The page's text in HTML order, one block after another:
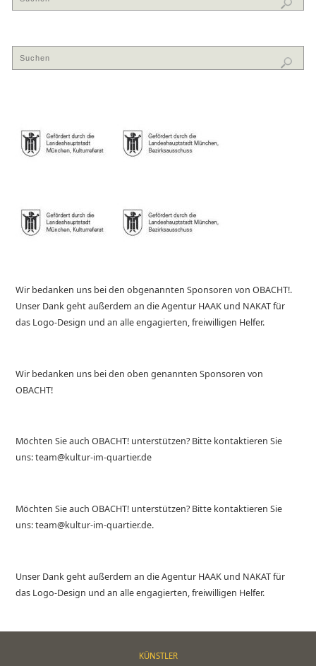
Wir bedanken uns bei den obgenannten Sponsoren von OBACHT!.
Unser Dank geht außerdem an die Agentur HAAK und NAKAT für
das Logo-Design und an alle engagierten, freiwilligen Helfer.
Wir bedanken uns bei den oben genannten Sponsoren von
OBACHT!
Möchten Sie auch OBACHT! unterstützen? Bitte kontaktieren Sie
uns: team@kultur-im-quartier.de
Möchten Sie auch OBACHT! unterstützen? Bitte kontaktieren Sie
uns: team@kultur-im-quartier.de.
Unser Dank geht außerdem an die Agentur HAAK und NAKAT für
das Logo-Design und an alle engagierten, freiwilligen Helfer.
KÜNSTLER